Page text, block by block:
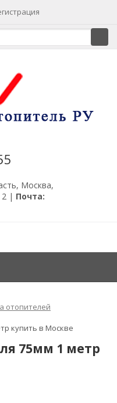
Москва,
2 | Почта:
отопителей
купить в Москве
75мм 1 метр